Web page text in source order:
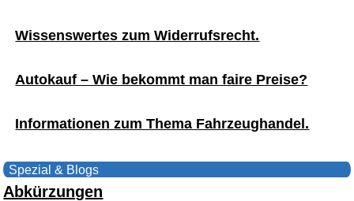
Wissenswertes zum Widerrufsrecht.
Autokauf – Wie bekommt man faire Preise?
Informationen zum Thema Fahrzeughandel.
Spezial & Blogs
Abkürzungen